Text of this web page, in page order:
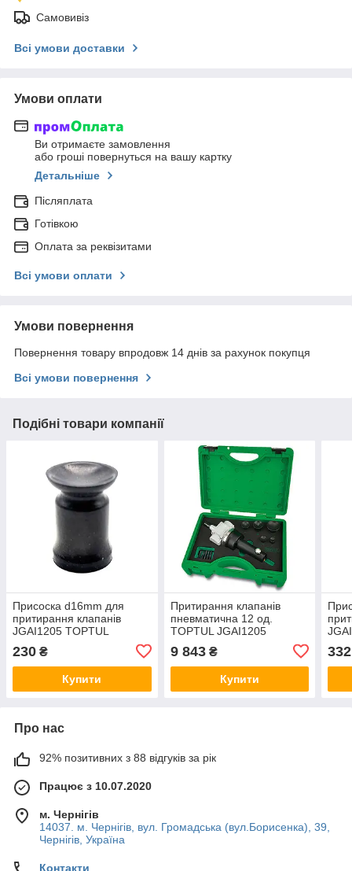
Самовивіз
Всі умови доставки
Умови оплати
Ви отримаєте замовлення
або гроші повернуться на вашу картку
Детальніше
Післяплата
Готівкою
Оплата за реквізитами
Всі умови оплати
Умови повернення
Повернення товару впродовж 14 днів за рахунок покупця
Всі умови повернення
Подібні товари компанії
Пpиcocкa d16mm для
притирання клапанів
JGAI1205 TOPTUL
230 ₴
Купити
Притирання клапанів
пневматична 12 од.
TOPTUL JGAI1205
9 843₴
Купити
332
Про нас
92% позитивних з 88 відгуків за рік
Працює з 10.07.2020
м. Чернігів
14037. м. Чернігів, вул. Громадська (вул.Борисенка), 39,
Чернігів, Україна
Контакти